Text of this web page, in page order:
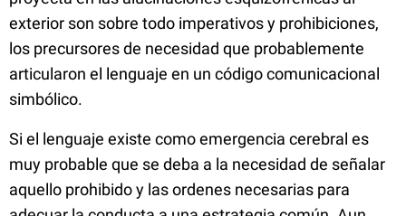
exterior son sobre todo imperativos y prohibiciones,
los precursores de necesidad que probablemente
articularon el lenguaje en un código comunicacional
simbólico.
Si el lenguaje existe como emergencia cerebral es
muy probable que se deba a la necesidad de señalar
aquello prohibido y las ordenes necesarias para